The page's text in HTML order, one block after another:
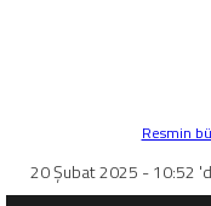
Resmin
20 Şubat 2025 - 10:52